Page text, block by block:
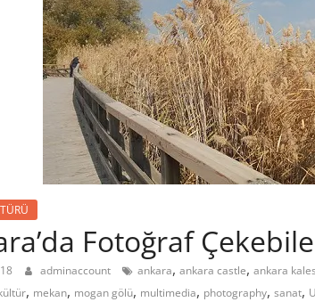
Fotoğraf
adminaccount ankara, ankara castle, ankara
, mekan, mogan gölü, multimedia, photography, sanat,